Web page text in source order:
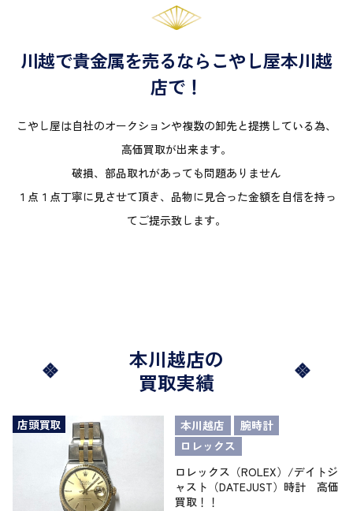
川越で貴金属を売るならこやし屋本川越
店で！
こやし屋は自社のオークションや複数の卸先と提携している為、
高価買取が出来ます。
破損、部品取れがあっても問題ありません
１点１点丁寧に見させて頂き、品物に見合った金額を自信を持っ
てご提示致します。
本川越店の
買取実績
店頭買取 本川越店
腕時計
ロレックス
ロレックス（ROLEX）/デイトジ
ャスト（DATEJUST）時計 高価
買取！！